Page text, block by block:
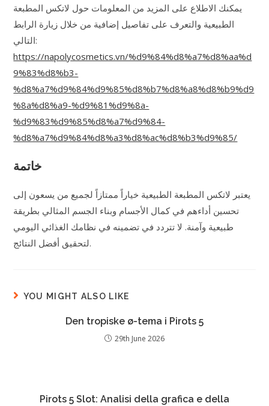
يمكنك الاطلاع على المزيد من المعلومات حول لاتكس المطبعة
الطبيعية والتعرف على تفاصيل إضافية من خلال زيارة الرابط
التالي:
https://napolycosmetics.vn/%d9%84%d8%a7%d8%aa%d
9%83%d8%b3-
%d8%a7%d9%84%d9%85%d8%b7%d8%a8%d8%b9%d9
%8a%d8%a9-%d9%81%d9%8a-
%d9%83%d9%85%d8%a7%d9%84-
%d8%a7%d9%84%d8%a3%d8%ac%d8%b3%d9%85/
خاتمة
يعتبر لاتكس المطبعة الطبيعية خياراً ممتازاً لجميع من يسعون إلى
تحسين أداءهم في كمال الأجسام وبناء الجسم المثالي بطريقة
طبيعية وآمنة. لا تتردد في تضمينه في نظامك الغذائي اليومي
لتحقيق أفضل النتائج.
YOU MIGHT ALSO LIKE
Den tropiske ø-tema i Pirots 5
29th June 2026
Pirots 5 Slot: Analisi della grafica e della